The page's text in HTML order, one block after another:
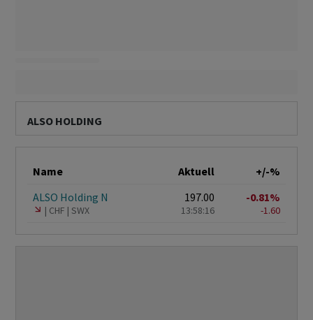
ALSO HOLDING
Name Aktuell
+/-%
ALSO Holding N
CHF SWX
197.00
13:58:16
-0.81%
-1.60